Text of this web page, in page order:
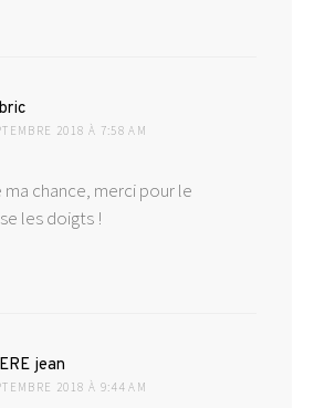
2018 À 7:58 AM
chance, merci pour le
les doigts !
jean
2018 À 9:44 AM